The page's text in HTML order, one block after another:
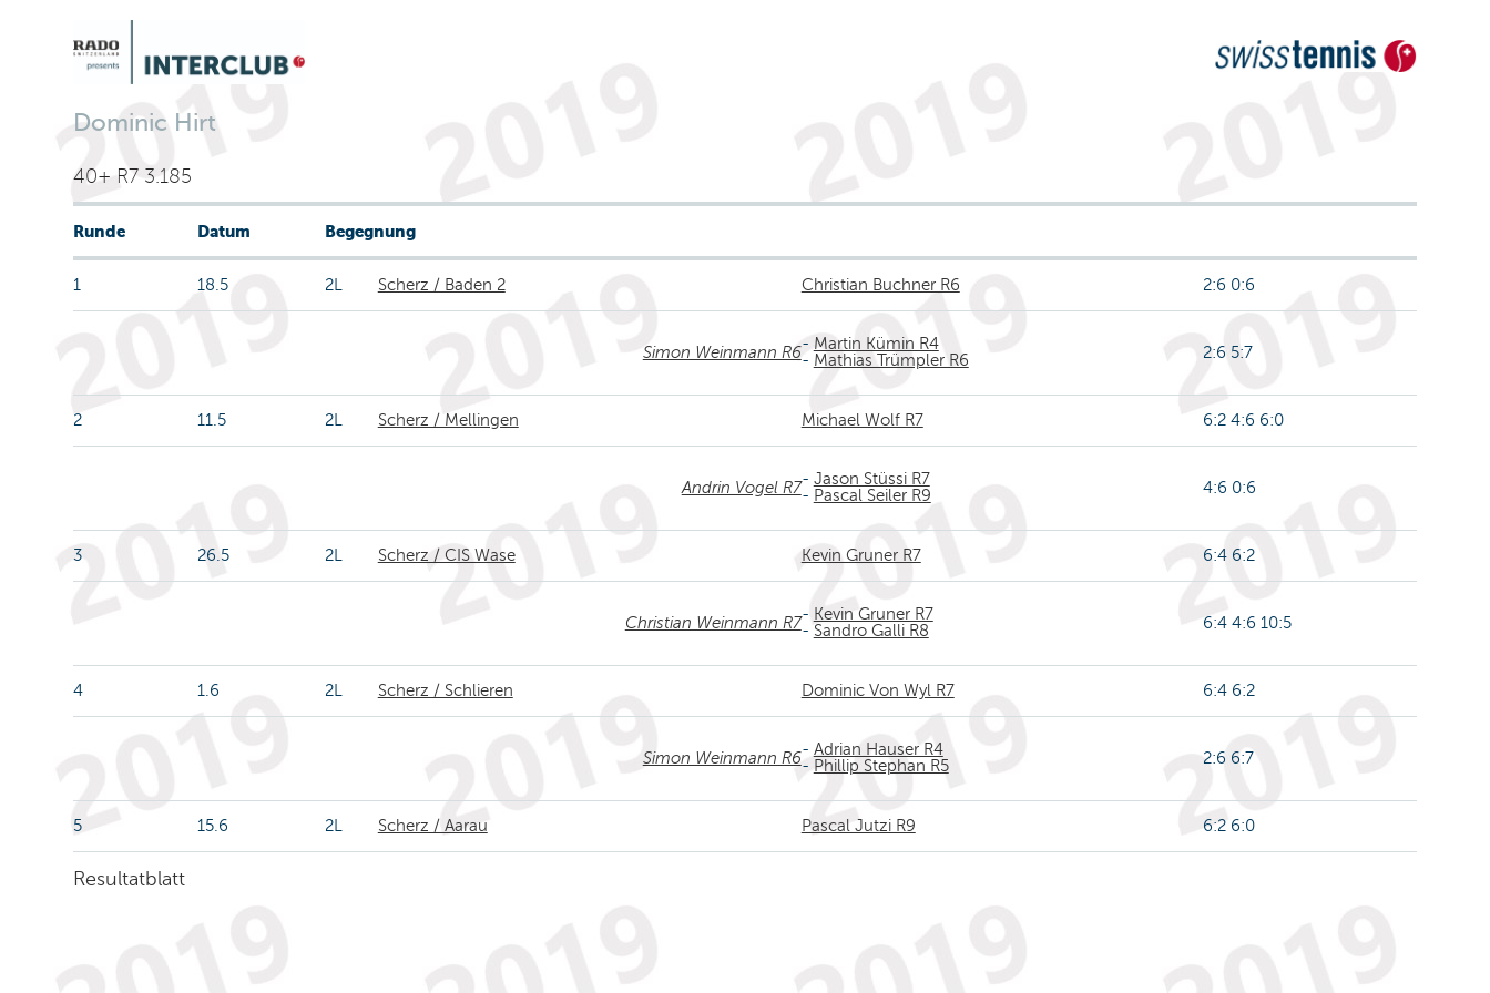
Dominic Hirt
40+ R7 3.185
Runde Datum Begegnung
1 18.5 2L Scherz / Baden 2 Christian Buchner R6 2:6 0:6
Simon Weinmann R6- Martin Kümin R4
- Mathias Trümpler R6 2:6 5:7
2 11.5 2L Scherz / Mellingen Michael Wolf R7 6:2 4:6 6:0
Andrin Vogel R7- Jason Stüssi R7
- Pascal Seiler R9 4:6 0:6
3 26.5 2L Scherz / CIS Wase Kevin Gruner R7 6:4 6:2
Christian Weinmann R7- Kevin Gruner R7
- Sandro Galli R8 6:4 4:6 10:5
4 1.6 2L Scherz / Schlieren Dominic Von Wyl R7 6:4 6:2
Simon Weinmann R6- Adrian Hauser R4
- Phillip Stephan R5 2:6 6:7
5 15.6 2L Scherz / Aarau Pascal Jutzi R9 6:2 6:0
Resultatblatt